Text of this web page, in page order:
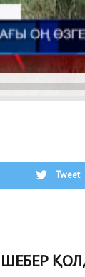
Tweet
ШЕБЕР